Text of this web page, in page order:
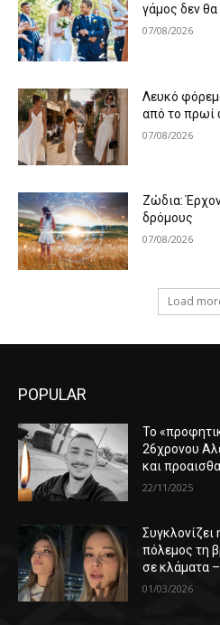
γάμος δεν θα
07/08/2026
Λευκό
από το πρωί
07/08/2026
Ζώδια:
δρόμους
07/08/2026
Load
POPULAR
Το
26χρονου
και
22/11/2025
Συγκλονίζει
πόλεμος τη
σε κλάματα
01/03/2026